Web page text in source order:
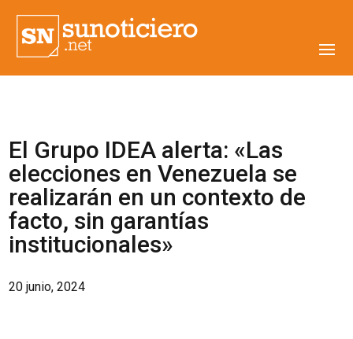
El Grupo IDEA alerta: «Las
elecciones en Venezuela se
realizarán en un contexto de
facto, sin garantías
institucionales»
20 junio, 2024